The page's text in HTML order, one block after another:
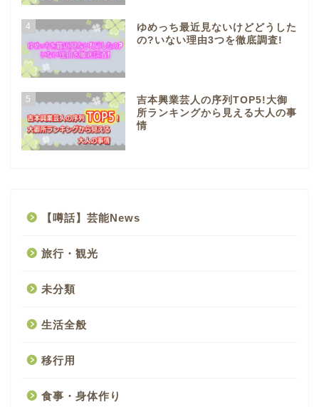
4
ゆめっち最近見ないけどどうした
の?いない理由3つを徹底調査!
5
吉本興業芸人の序列TOP5!大御
所ランキングから見える大人の事
情
【噂話】芸能News
旅行・観光
未分類
生活全般
移行用
食事・身体作り